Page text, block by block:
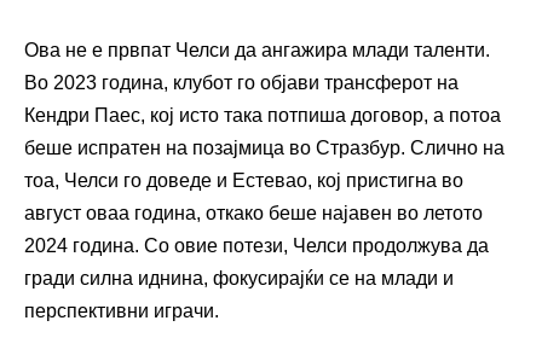
Ова не е првпат Челси да ангажира млади таленти.
Во 2023 година, клубот го објави трансферот на
Кендри Паес, кој исто така потпиша договор, а потоа
беше испратен на позајмица во Стразбур. Слично на
тоа, Челси го доведе и Естевао, кој пристигна во
август оваа година, откако беше најавен во летото
2024 година. Со овие потези, Челси продолжува да
гради силна иднина, фокусирајќи се на млади и
перспективни играчи.